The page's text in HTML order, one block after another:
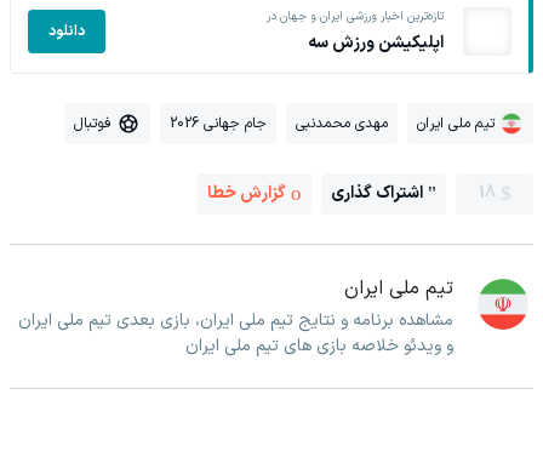
تازه‌ترین اخبار ورزشی ایران و جهان در
اپلیکیشن ورزش سه دانلود
تیم ملی ایران مهدی محمدنبی جام جهانی 2026 فوتبال
18 اشتراک گذاری گزارش خطا
تیم ملی ایران
مشاهده برنامه و نتایج تیم ملی ایران، بازی بعدی تیم ملی ایران
و ویدئو خلاصه بازی های تیم ملی ایران